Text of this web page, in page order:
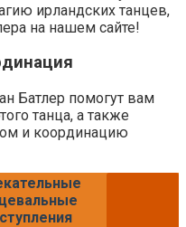
ирландских танцев,
на нашем сайте!
Батлер помогут вам
танца, а также
и координацию